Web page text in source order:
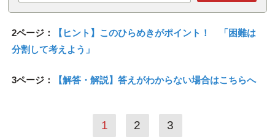
2ページ：
【ヒント】このひらめきがポイント！ 「困難は
分割して考えよう」
3ページ： 【解答・解説】答えがわからない場合はこちらへ
1 2 3